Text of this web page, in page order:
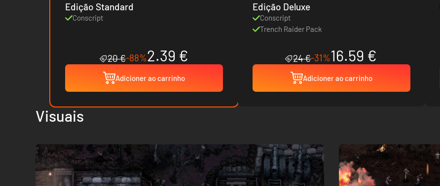
Edição Standard
Conscript
20 €-88%2.39 €
Adicioner ao carrinho
Edição Deluxe
Conscript
Trench Raider Pack
24 €-31%16.59 €
Adicioner ao carrinho
Visuais